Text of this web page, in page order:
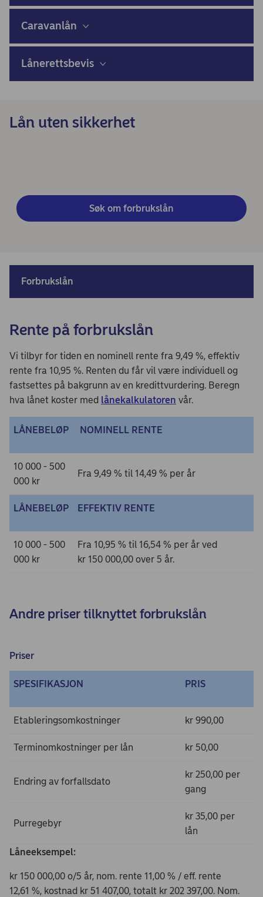
Caravanlån
Lånerettsbevis
Lån uten sikkerhet
Søk om forbrukslån
Forbrukslån
Rente på forbrukslån
Vi tilbyr for tiden en nominell rente fra 9,49 %, effektiv
rente fra 10,95 %. Renten du får vil være individuell og
fastsettes på bakgrunn av en kredittvurdering. Beregn
hva lånet koster med lånekalkulatoren vår.
LÅNEBELØP NOMINELL RENTE
10 000 - 500
000 kr
Fra 9,49 % til 14,49 % per år
LÅNEBELØP EFFEKTIV RENTE
10 000 - 500
000 kr
Fra 10,95 % til 16,54 % per år ved
kr 150 000,00 over 5 år.
Andre priser tilknyttet forbrukslån
Priser
SPESIFIKASJON PRIS
Etableringsomkostninger kr 990,00
Terminomkostninger per lån kr 50,00
Endring av forfallsdato
kr 250,00 per
gang
Purregebyr
kr 35,00 per
lån
Låneeksempel:
kr 150 000,00 o/5 år, nom. rente 11,00 % / eff. rente
12,61 %, kostnad kr 51 407,00, totalt kr 202 397,00. Nom.